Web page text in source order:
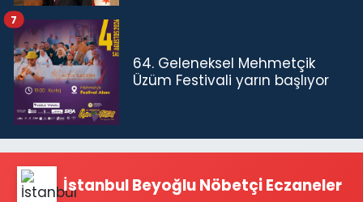
64. Geleneksel Mehmetçik
Üzüm Festivali yarın başlıyor
7
İstanbul Beyoğlu Nöbetçi Eczaneler